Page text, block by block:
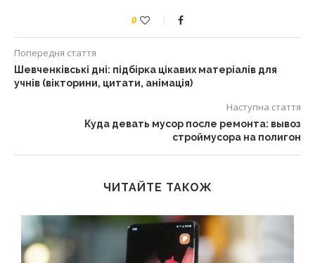
0
Попередня стаття
Шевченківські дні: підбірка цікавих матеріалів для
учнів (вікторини, цитати, анімація)
Наступна стаття
Куда девать мусор после ремонта: вывоз
строймусора на полигон
ЧИТАЙТЕ ТАКОЖ